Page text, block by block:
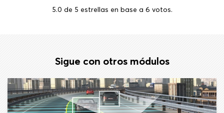
5.0 de 5 estrellas en base a 6 votos.
Sigue con otros módulos